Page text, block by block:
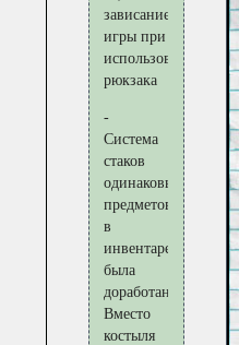
зависанием
игры при
использовании
рюкзака
-
Система
стаков
одинаковых
предметов
в
инвентаре
была
доработана.
Вместо
костыля